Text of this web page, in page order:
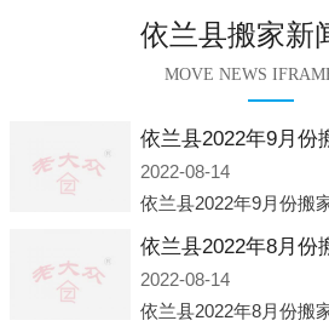
依兰县搬家新
MOVE NEWS
2022-08-14
2022-08-14